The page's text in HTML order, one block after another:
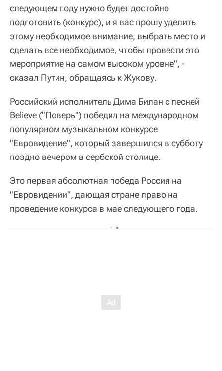
следующем году нужно будет достойно
подготовить (конкурс), и я вас прошу уделить
этому необходимое внимание, выбрать место и
сделать все необходимое, чтобы провести это
мероприятие на самом высоком уровне", -
сказал Путин, обращаясь к Жукову.
Российский исполнитель Дима Билан с песней
Believe ("Поверь") победил на международном
популярном музыкальном конкурсе
"Евровидение", который завершился в субботу
поздно вечером в сербской столице.
Это первая абсолютная победа Россия на
"Евровидении", дающая стране право на
проведение конкурса в мае следующего года.